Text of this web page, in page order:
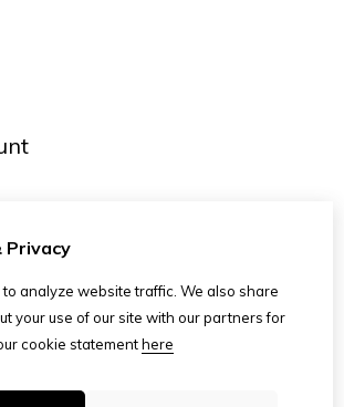
Privacy
analyze website traffic. We also share
your use of our site with our partners for
cookie statementhere